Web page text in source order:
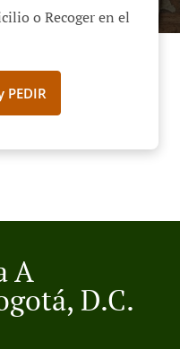
o Recoger en el
PEDIR
A
D.C.